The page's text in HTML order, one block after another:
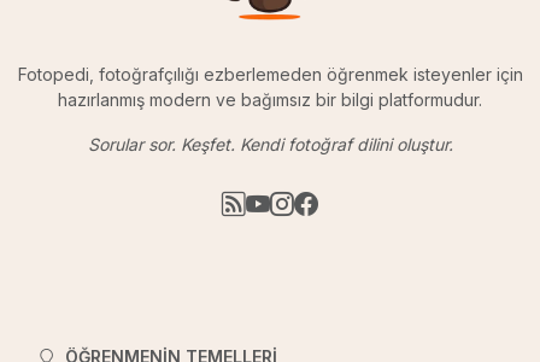
Fotopedi, fotoğrafçılığı ezberlemeden öğrenmek isteyenler için
hazırlanmış modern ve bağımsız bir bilgi platformudur.
Sorular sor. Keşfet. Kendi fotoğraf dilini oluştur.
ÖĞRENMENIN TEMELLERI